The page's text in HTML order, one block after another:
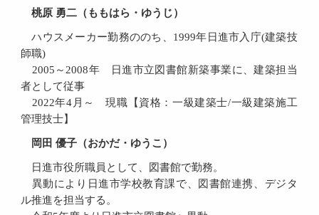
桃原 勇二（ももはら・ゆうじ）
ハウスメーカー勤務ののち、1999年日進市入庁(建築技
師職)
2005～2008年 日進市立図書館新築事業に、建築担当
者として従事
2022年4月～ 現職【資格：一級建築士/一級建築施工
管理技士】
岡田 優子（おかだ・ゆうこ）
日進市役所職員として、図書館で勤務。
異動により日進市学校教育課で、図書館連携、デジタ
ル推進を担当する。